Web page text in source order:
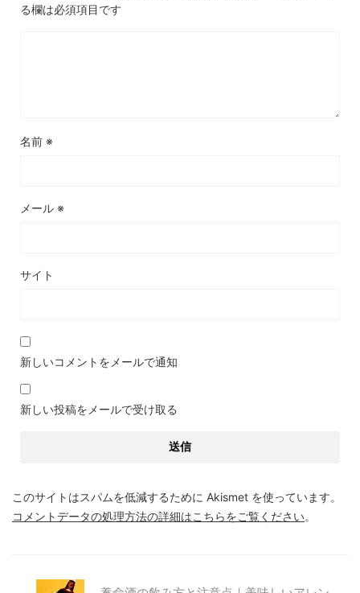
る欄は必須項目です
名前 ※
メール ※
サイト
新しいコメントをメールで通知
新しい投稿をメールで受け取る
このサイトはスパムを低減するために Akismet を使っています。
コメントデータの処理方法の詳細はこちらをご覧ください。